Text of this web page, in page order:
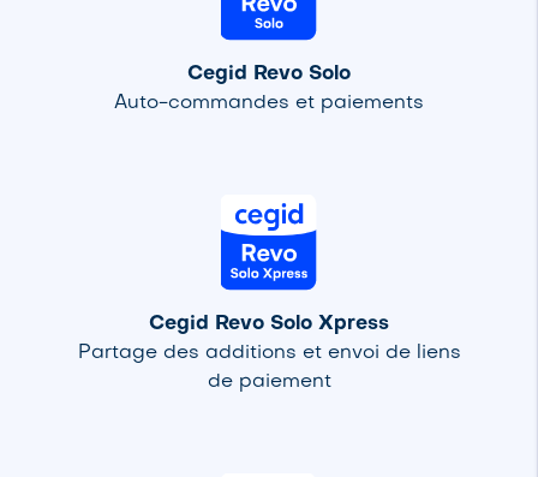
Cegid Revo Solo
Auto-commandes et paiements
Cegid Revo Solo Xpress
Partage des additions et envoi de liens
de paiement